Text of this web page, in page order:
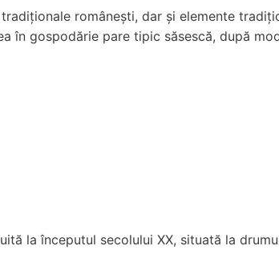
românești, dar și elemente
în gospodărie pare tipic săsescă, după
la începutul secolului XX, situată la